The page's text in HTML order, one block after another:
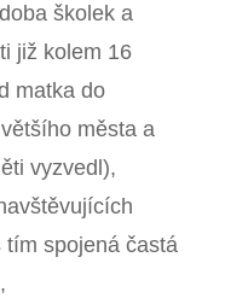
školek a
již kolem 16
matka do
města a
vyzvedl),
spojená častá